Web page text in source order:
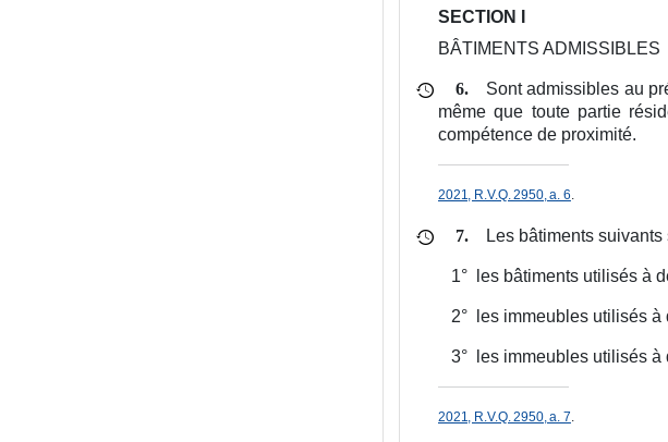
SECTION I
BÂTIMENTS ADMISSIBLES
6.
Sont admissibles au
même que toute partie
compétence de proximité.
2021, R.V.Q. 2950, a. 6.
7. Les bâtiments
1° les bâtiments utilisés à
2° les immeubles utilisés à
3° les immeubles utilisés
2021, R.V.Q. 2950, a. 7.